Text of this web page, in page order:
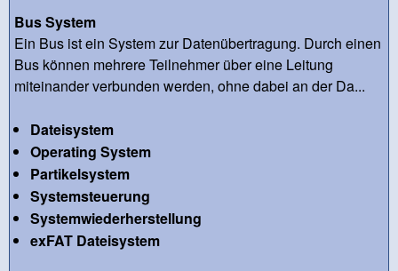
Bus System
Ein Bus ist ein System zur Datenübertragung. Durch einen
Bus können mehrere Teilnehmer über eine Leitung
miteinander verbunden werden, ohne dabei an der Da...
Dateisystem
Operating System
Partikelsystem
Systemsteuerung
Systemwiederherstellung
exFAT Dateisystem